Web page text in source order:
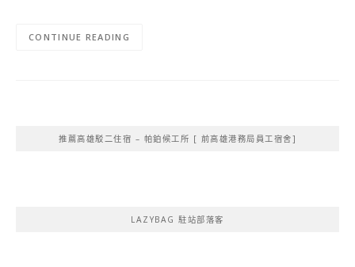
CONTINUE READING
推薦高雄駁二住宿 – 帕鉑候工所 [ 前高雄港務局員工宿舍]
LAZYBAG 駐站部落客